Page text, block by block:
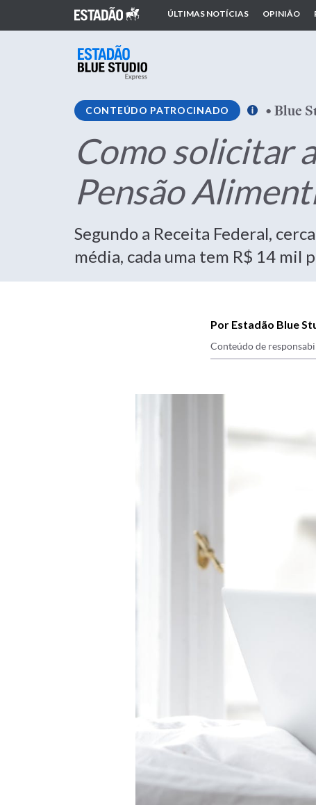
ÚLTIMAS NOTÍCIAS OPINIÃO
CONTEÚDO PATROCINADO •Blue
Como solicitar
Pensão
Segundo a Receita Federal,
média, cada uma tem R$ 14 mil
Por Estadão Blue
Conteúdo de